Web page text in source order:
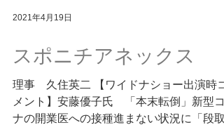
2021年4月19日
スポニチアネックス
理事 久住英二 【ワイドナショー出演時コ
メント】安藤優子氏 「本末転倒」新型コ
ナの開業医への接種進まない状況に「段取